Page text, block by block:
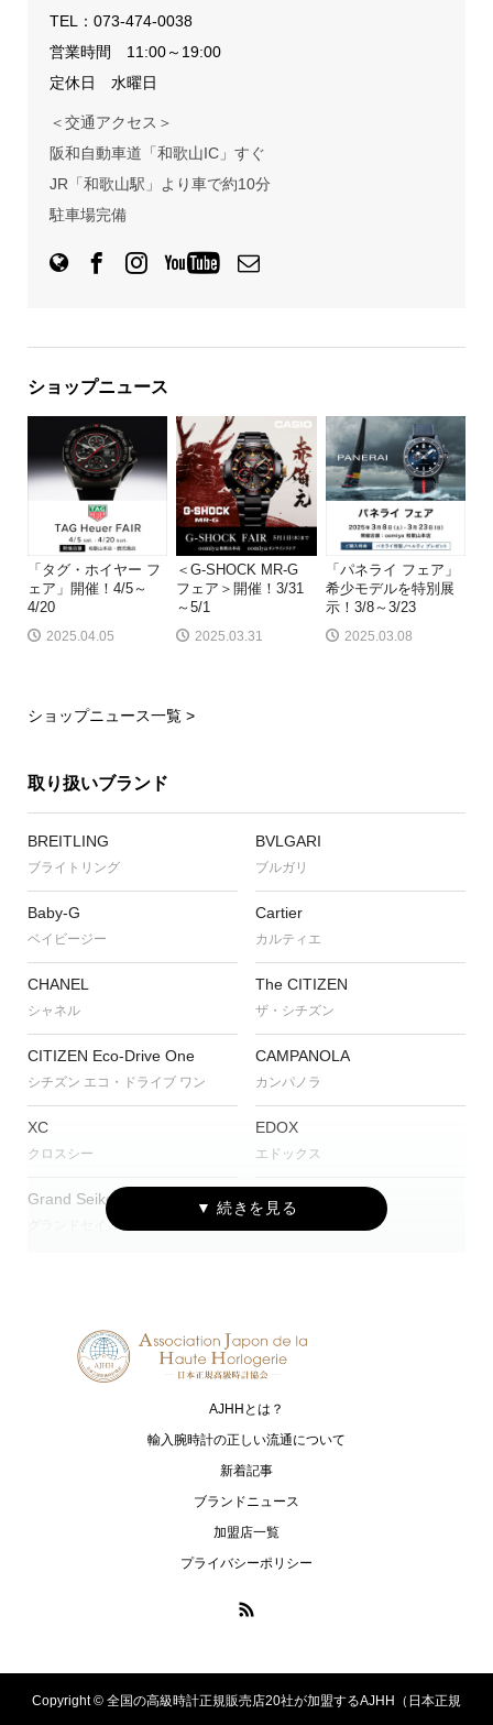
TEL： 073-474-0038
営業時間 11:00～19:00
定休日 水曜日
＜交通アクセス＞
阪和自動車道「和歌山IC」すぐ
JR「和歌山駅」より車で約10分
駐車場完備
ショップニュース
「タグ・ホイヤー フ
ェア」開催！4/5～
4/20
2025.04.05
＜G-SHOCK MR-G
フェア＞開催！3/31
～5/1
2025.03.31
「パネライ フェア」
希少モデルを特別展
示！3/8～3/23
2025.03.08
ショップニュース一覧 >
取り扱いブランド
BREITLING
ブライトリング
BVLGARI
ブルガリ
Baby-G
ベイビージー
Cartier
カルティエ
CHANEL
シャネル
The CITIZEN
ザ・シチズン
CITIZEN Eco-Drive One
シチズン エコ・ドライブ ワン
CAMPANOLA
カンパノラ
XC
クロスシー
EDOX
エドックス
Grand Seiko
グランドセイコー
G-SHOCK
MAURICE LACROIX NORQAIN
OSSO ITALY
オッソ イタリィ
ROLEX
ロレックス
プロスペックス アストロン
AJHHとは？
輸入腕時計の正しい流通について
新着記事
ブランドニュース
加盟店一覧
プライバシーポリシー
Copyright © 全国の高級時計正規販売店20社が加盟するAJHH（日本正規